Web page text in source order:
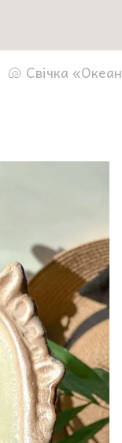
🐚 Свічка